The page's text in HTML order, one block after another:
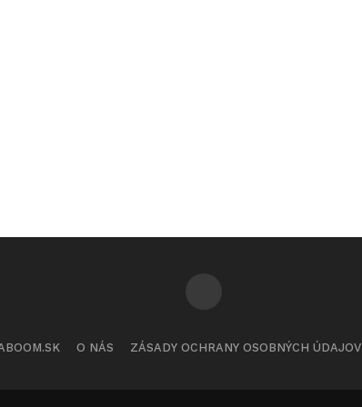
O NÁS ZÁSADY OCHRANY OSOBNÝCH ÚDAJOV